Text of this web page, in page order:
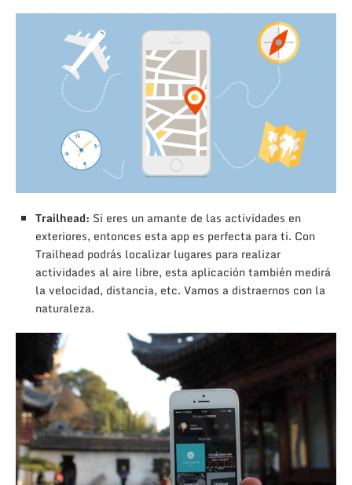
Trailhead: Si eres un amante de las actividades en
exteriores, entonces esta app es perfecta para ti. Con
Trailhead podrás localizar lugares para realizar
actividades al aire libre, esta aplicación también medirá
la velocidad, distancia, etc. Vamos a distraernos con la
naturaleza.